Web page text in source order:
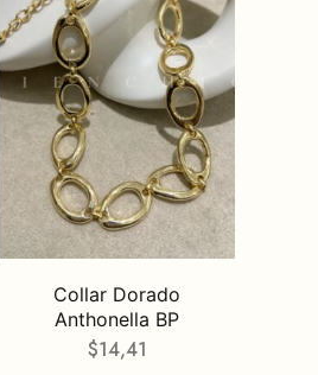
Collar Dorado
Anthonella BP
$14,41